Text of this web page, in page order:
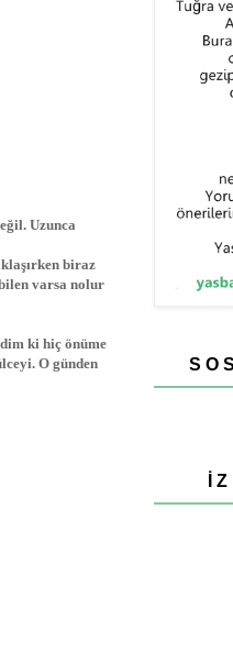
Uzunca
biraz
varsa nolur
ki hiç önüme
O günden